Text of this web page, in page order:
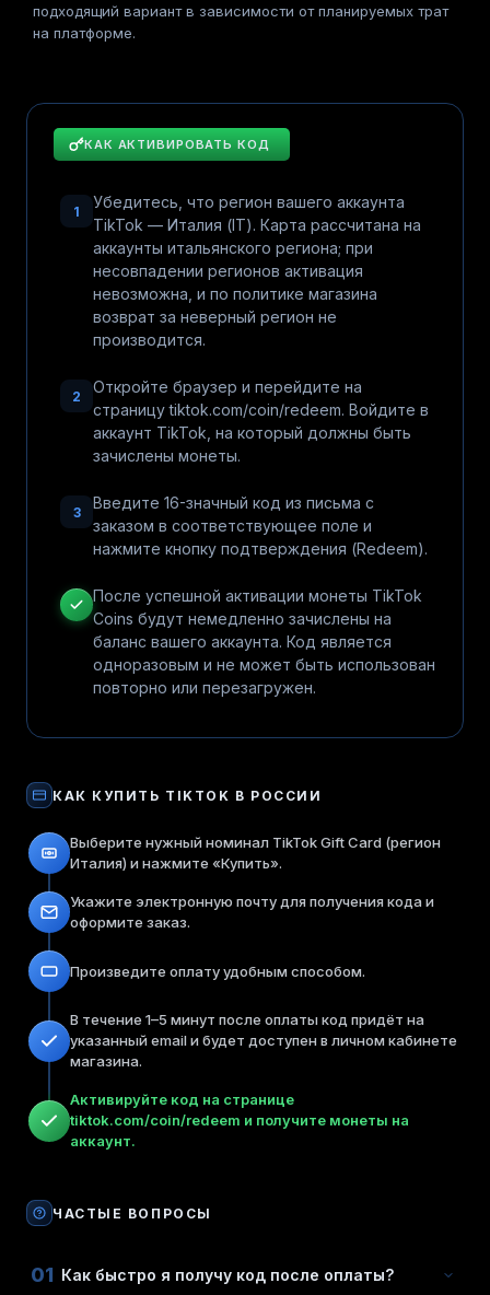
подходящий вариант в зависимости от планируемых трат
на платформе.
КАК АКТИВИРОВАТЬ КОД
1
Убедитесь, что регион вашего аккаунта
TikTok — Италия (IT). Карта рассчитана на
аккаунты итальянского региона; при
несовпадении регионов активация
невозможна, и по политике магазина
возврат за неверный регион не
производится.
2
Откройте браузер и перейдите на
страницу tiktok.com/coin/redeem. Войдите в
аккаунт TikTok, на который должны быть
зачислены монеты.
3
Введите 16-значный код из письма с
заказом в соответствующее поле и
нажмите кнопку подтверждения (Redeem).
После успешной активации монеты TikTok
Coins будут немедленно зачислены на
баланс вашего аккаунта. Код является
одноразовым и не может быть использован
повторно или перезагружен.
КАК КУПИТЬ TIKTOK В РОССИИ
Выберите нужный номинал TikTok Gift Card (регион
Италия) и нажмите «Купить».
Укажите электронную почту для получения кода и
оформите заказ.
Произведите оплату удобным способом.
В течение 1–5 минут после оплаты код придёт на
указанный email и будет доступен в личном кабинете
магазина.
Активируйте код на странице
tiktok.com/coin/redeem и получите монеты на
аккаунт.
ЧАСТЫЕ ВОПРОСЫ
01 Как быстро я получу код после оплаты?